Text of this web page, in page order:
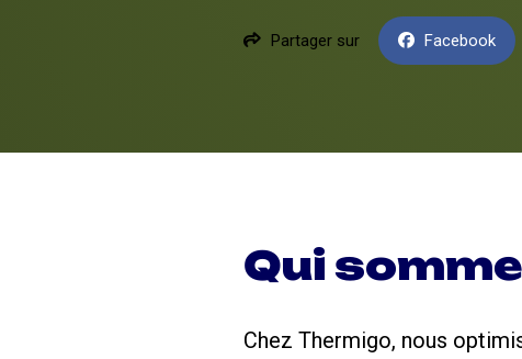
Partager sur Facebook
Qui
Chez Thermigo, nous